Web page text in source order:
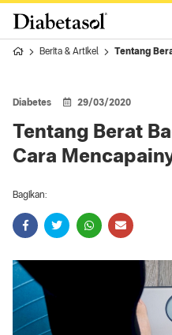
Berita & Artikel Tentang
Diabetes 29/03/2020
Tentang Berat
Cara
Bagikan: